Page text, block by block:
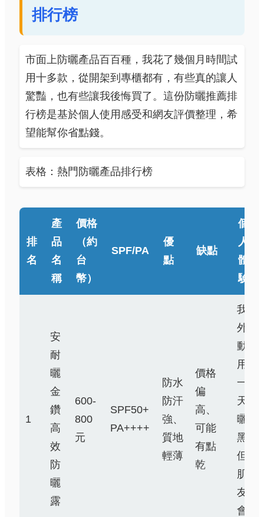
排行榜
市面上防曬產品百百種，我花了幾個月時間試
用十多款，從開架到專櫃都有，有些真的讓人
驚豔，也有些讓我後悔買了。這份防曬推薦排
行榜是基於個人使用感受和網友評價整理，希
望能幫你省點錢。
表格：熱門防曬產品排行榜
排
名
產
品
名
稱
價格
（約
台
幣）
SPF/PA
優
點
缺點
個
人
體
驗
1
安
耐
曬
金
鑽
高
效
防
曬
露
600-
800
元
SPF50+
PA++++
防水
防汗
強、
質地
輕薄
價格
偏
高、
可能
有點
乾
我戶
外活
動必
用，
一整
天沒
曬
黑，
但乾
肌朋
友說
會緊